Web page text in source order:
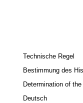
Technische Regel
Bestimmung des
Determination of
Deutsch